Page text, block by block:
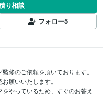
り相談
フォロー5
修のご依頼を頂いております。
願いいたします。
やっているため、すぐのお答え